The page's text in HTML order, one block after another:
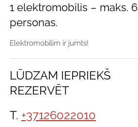
1 elektromobilis – maks. 6
personas.
Elektromobilim ir jumts!
LŪDZAM IEPRIEKŠ
REZERVĒT
T. +37126022010